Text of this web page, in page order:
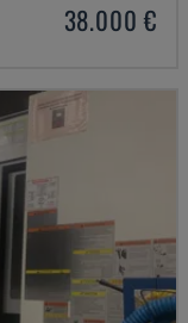
38.000 €